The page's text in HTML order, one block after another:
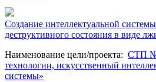
Создание интеллектуальной
деструктивного состояния в виде
Наименование цели/проекта: СТП
технологии, искусственный
системы»